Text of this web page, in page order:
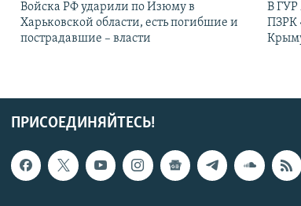
Войска РФ ударили по Изюму в
Харьковской области, есть погибшие и
пострадавшие – власти
В ГУР
ПЗРК
ПРИСОЕДИНЯЙТЕСЬ!